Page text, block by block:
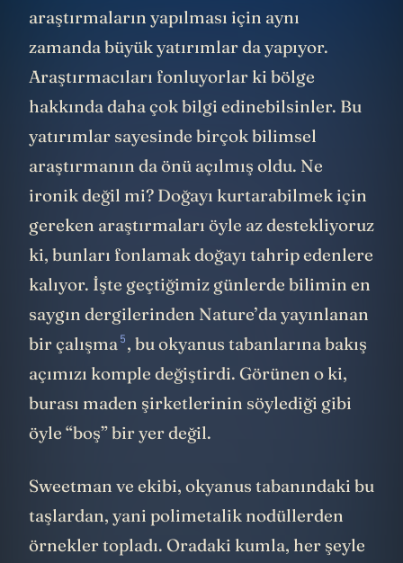
araştırmaların yapılması için aynı
zamanda büyük yatırımlar da yapıyor.
Araştırmacıları fonluyorlar ki bölge
hakkında daha çok bilgi edinebilsinler. Bu
yatırımlar sayesinde birçok bilimsel
araştırmanın da önü açılmış oldu. Ne
ironik değil mi? Doğayı kurtarabilmek için
gereken araştırmaları öyle az destekliyoruz
ki, bunları fonlamak doğayı tahrip edenlere
kalıyor. İşte geçtiğimiz günlerde bilimin en
saygın dergilerinden Nature’da yayınlanan
bir çalışma 5, bu okyanus tabanlarına bakış
açımızı komple değiştirdi. Görünen o ki,
burası maden şirketlerinin söylediği gibi
öyle “boş” bir yer değil.
Sweetman ve ekibi, okyanus tabanındaki bu
taşlardan, yani polimetalik nodüllerden
örnekler topladı. Oradaki kumla, her şeyle